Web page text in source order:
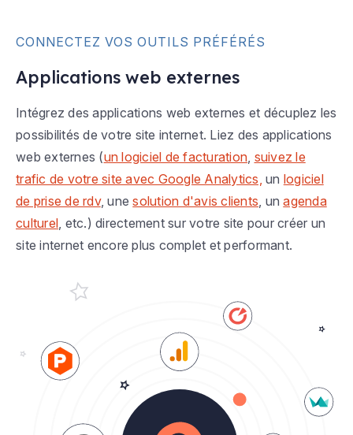
CONNECTEZ VOS OUTILS PRÉFÉRÉS
Applications web externes
Intégrez des applications web externes et décuplez les
possibilités de votre site internet. Liez des applications
web externes (un logiciel de facturation, suivez le
trafic de votre site avec Google Analytics, un logiciel
de prise de rdv, unesolution d'avis clients, unagenda
culturel, etc.) directement sur votre site pour créer un
site internet encore plus complet et performant.